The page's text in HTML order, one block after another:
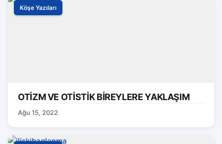
Köşe Yazıları
OTİZM VE OTİSTİK BİREYLERE YAKLAŞIM
Ağu 15, 2022